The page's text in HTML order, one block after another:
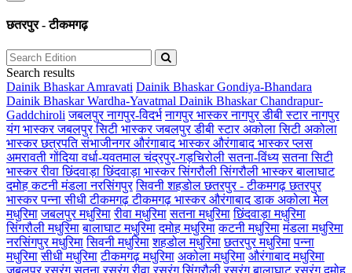
छतरपुर - टीकमगढ़
Search results
Dainik Bhaskar Amravati Dainik Bhaskar Gondiya-Bhandara
Dainik Bhaskar Wardha-Yavatmal Dainik Bhaskar Chandrapur-
Gaddchiroli जबलपुरनागपुर-विदर्भ नागपुर भास्करनागपुर डीबी स्टारनागपुर
यंग भास्करजबलपुर सिटी भास्करजबलपुर डीबी स्टारअकोला सिटी अकोला
भास्करछत्रपति संभाजीनगरऔरंगाबाद भास्करऔरंगाबाद भास्कर प्लस
अमरावतीगोंदियावर्धा-यवतमालचंद्रपुर-गड़चिरोलीसतना-विंध्य सतना सिटी
भास्कररीवाछिंदवाड़ाछिंदवाड़ा भास्करसिंगरौलीसिंगरौली भास्करबालाघाट
दमोहकटनीमंडलानरसिंगपुर सिवनीशहडोलछतरपुर - टीकमगढ़छतरपुर
भास्करपन्नासीधीटीकमगढ़टीकमगढ़ भास्करऔरंगाबाद डाकअकोला मेल
मधुरिमा जबलपुर मधुरिमा रीवा मधुरिमा सतना मधुरिमा छिंदवाड़ा मधुरिमा
सिंगरौली मधुरिमा बालाघाट मधुरिमा दमोह मधुरिमा कटनी मधुरिमा मंडला मधुरिमा
नरसिंगपुर मधुरिमा सिवनी मधुरिमा शहडोल मधुरिमा छतरपुर मधुरिमा पन्ना
मधुरिमा सीधी मधुरिमा टीकमगढ़ मधुरिमा अकोला मधुरिमा औरंगाबाद मधुरिमा
जबलपुर रसरंग सतना रसरंग रीवा रसरंग सिंगरौली रसरंग बालाघाट रसरंग दमोह